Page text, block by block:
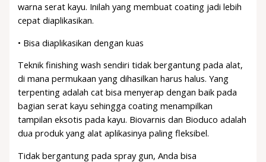
warna serat kayu. Inilah yang membuat coating jadi lebih
cepat diaplikasikan.
• Bisa diaplikasikan dengan kuas
Teknik finishing wash sendiri tidak bergantung pada alat,
di mana permukaan yang dihasilkan harus halus. Yang
terpenting adalah cat bisa menyerap dengan baik pada
bagian serat kayu sehingga coating menampilkan
tampilan eksotis pada kayu. Biovarnis dan Bioduco adalah
dua produk yang alat aplikasinya paling fleksibel.
Tidak bergantung pada spray gun, Anda bisa